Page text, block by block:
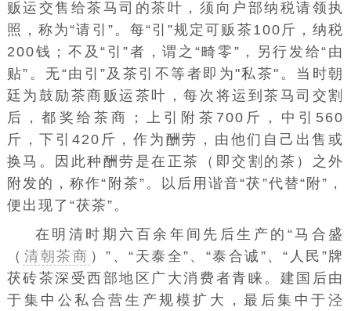
贩运交售给茶马司的茶叶，须向户部纳税请领执
照，称为“请引”。每“引”规定可贩茶100斤，纳税
200钱；不及“引”者，谓之“畸零”，另行发给“由
贴”。无“由引”及茶引不等者即为"私茶"。当时朝
廷为鼓励茶商贩运茶叶，每次将运到茶马司交割
后，都奖给茶商；上引附茶700斤，中引560
斤，下引420斤，作为酬劳，由他们自己出售或
换马。因此种酬劳是在正茶（即交割的茶）之外
附发的，称作“附茶”。以后用谐音“茯”代替“附”，
便出现了“茯茶”。
在明清时期六百余年间先后生产的“马合盛
（ 清朝茶商 ）”、“天泰全”、“泰合诚”、“人民”牌
茯砖茶深受西部地区广大消费者青睐。建国后由
于集中公私合营生产规模扩大，最后集中于泾